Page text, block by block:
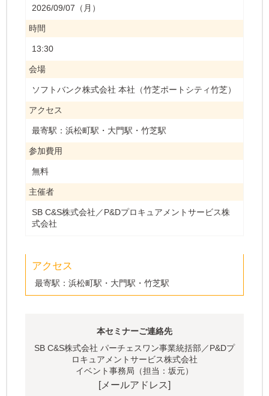
2026/09/07（月）
時間
13:30
会場
ソフトバンク株式会社 本社（竹芝ポートシティ竹芝）
アクセス
最寄駅：浜松町駅・大門駅・竹芝駅
参加費用
無料
主催者
SB C&S株式会社／P&Dプロキュアメントサービス株
式会社
アクセス
最寄駅：浜松町駅・大門駅・竹芝駅
本セミナーご連絡先
SB C&S株式会社 パーチェスワン事業統括部／P&Dプ
ロキュアメントサービス株式会社
イベント事務局（担当：坂元）
[メールアドレス]